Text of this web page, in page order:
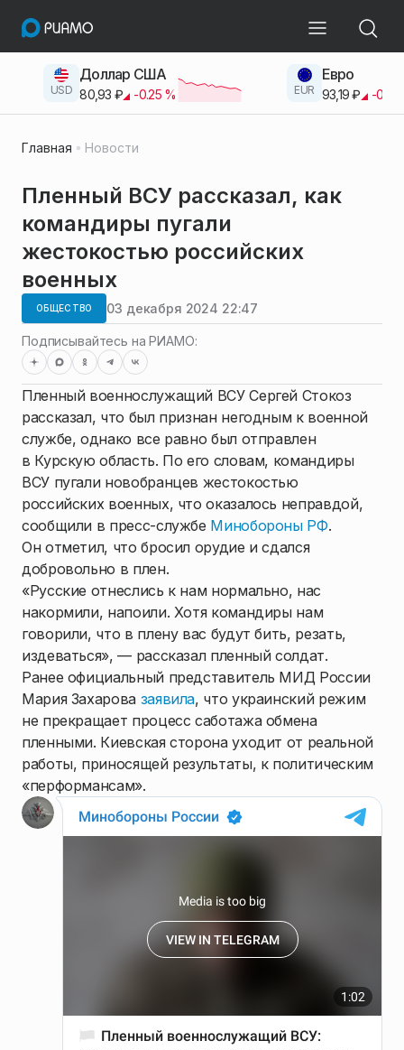
USD
Доллар США
80,93 ₽ -0.25% EUR
Евро
93,19 ₽ -0.42
Главная Новости
Пленный ВСУ рассказал, как
командиры пугали
жестокостью российских
военных
ОБЩЕСТВО 03 декабря 2024 22:47
Подписывайтесь на РИАМО:
Пленный военнослужащий ВСУ Сергей Стокоз
рассказал, что был признан негодным к военной
службе, однако все равно был отправлен
в Курскую область. По его словам, командиры
ВСУ пугали новобранцев жестокостью
российских военных, что оказалось неправдой,
сообщили в пресс-службе Минобороны РФ.
Он отметил, что бросил орудие и сдался
добровольно в плен.
«Русские отнеслись к нам нормально, нас
накормили, напоили. Хотя командиры нам
говорили, что в плену вас будут бить, резать,
издеваться», — рассказал пленный солдат.
Ранее официальный представитель МИД России
Мария Захарова заявила, что украинский режим
не прекращает процесс саботажа обмена
пленными. Киевская сторона уходит от реальной
работы, приносящей результаты, к политическим
«перформансам».